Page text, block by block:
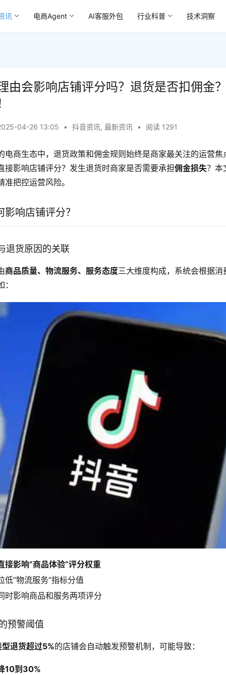
讯 电商Agent AI客服外包 行业科普 技术洞察
由会影响店铺评分吗？退货是否扣佣金
04-26 13:05 • 抖音资讯,最新资讯 • 阅读 1291
电商生态中，退货政策和佣金规则始终是商家最关注的运营焦
接影响店铺评分？发生退货时商家是否需要承担佣金损失？本
把控运营风险。
响店铺评分？
退货原因的关联
商品质量、物流服务、服务态度三大维度构成，系统会根据消
接影响”商品体验”评分权重
低”物流服务”指标分值
时影响商品和服务两项评分
预警阈值
退货超过5%的店铺会自动触发预警机制，可能导致：
10到30%